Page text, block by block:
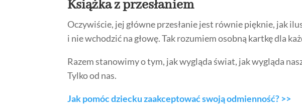
Książka z przesłaniem
Oczywiście, jej główne przesłanie jest równie pięknie, jak
i nie wchodzić na głowę. Tak rozumiem osobną kartkę dla
Razem stanowimy o tym, jak wygląda świat, jak wygląda
Tylko od nas.
Jak pomóc dziecku zaakceptować swoją odmienność? >>